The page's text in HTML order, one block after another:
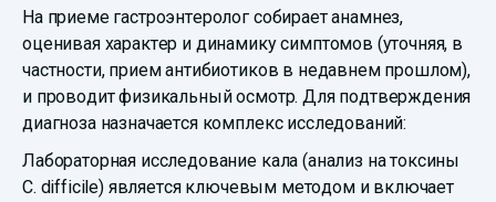
На приеме гастроэнтеролог собирает анамнез,
оценивая характер и динамику симптомов (уточняя, в
частности, прием антибиотиков в недавнем прошлом),
и проводит физикальный осмотр. Для подтверждения
диагноза назначается комплекс исследований:
Лабораторная исследование кала (анализ на токсины
C. difficile) является ключевым методом и включает